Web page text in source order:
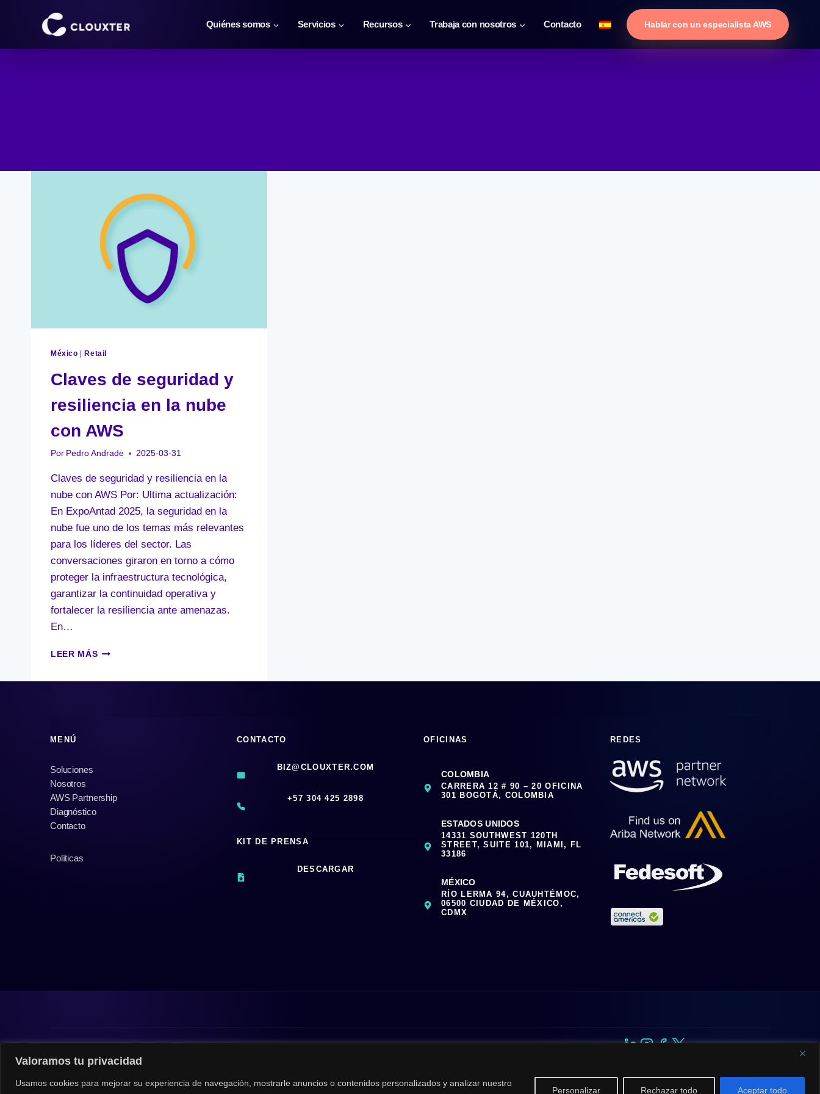
Valoramos tu privacidad
Usamos cookies para mejorar su experiencia de navegación, mostrarle anuncios o contenidos personalizados y analizar nuestro
Personalizar Rechazar todo Aceptar todo
Quiénes somos Servicios Recursos Trabaja con nosotros Contacto Hablar con un especialista AWS
México Retail
Claves de seguridad y
resiliencia en la nube
con AWS
Por Pedro Andrade 2025-03-31
Claves de seguridad y resiliencia en la
nube con AWS Por: Ultima actualización:
En ExpoAntad 2025, la seguridad en la
nube fue uno de los temas más relevantes
para los líderes del sector. Las
conversaciones giraron en torno a cómo
proteger la infraestructura tecnológica,
garantizar la continuidad operativa y
fortalecer la resiliencia ante amenazas.
En…
LEER MÁSCLAVES
MENÚ
Soluciones
Nosotros
AWS Partnership
Diagnóstico
Contacto
Políticas
CONTACTO
BIZ@CLOUXTER.COM
‪+57 304 425 2898
KIT DE PRENSA
DESCARGAR
OFICINAS
COLOMBIA
CARRERA 12 # 90 – 20 OFICINA
301 BOGOTÁ, COLOMBIA
ESTADOS UNIDOS
14331 SOUTHWEST 120TH
STREET, SUITE 101, MIAMI, FL
33186
MÉXICO
RÍO LERMA 94, CUAUHTÉMOC,
06500 CIUDAD DE MÉXICO,
CDMX
REDES